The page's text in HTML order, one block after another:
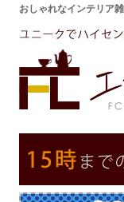
おしゃれなインテリア